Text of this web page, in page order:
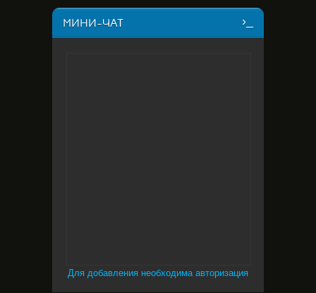
МИНИ-ЧАТ
Для добавления необходима авторизация